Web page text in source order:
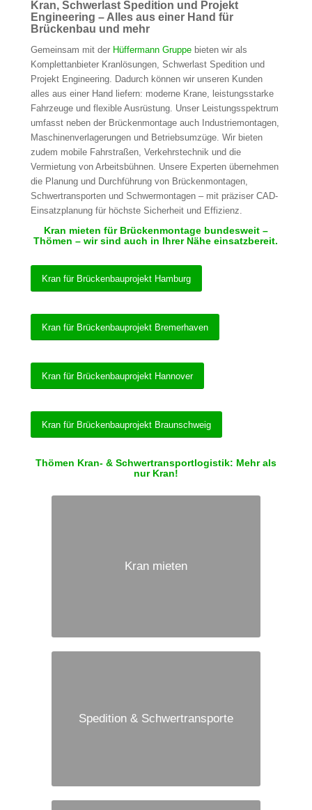
Kran, Schwerlast Spedition und Projekt
Engineering – Alles aus einer Hand für
Brückenbau und mehr
Gemeinsam mit der Hüffermann Gruppebieten wir als
Komplettanbieter Kranlösungen, Schwerlast Spedition und
Projekt Engineering. Dadurch können wir unseren Kunden
alles aus einer Hand liefern: moderne Krane, leistungsstarke
Fahrzeuge und flexible Ausrüstung. Unser Leistungsspektrum
umfasst neben der Brückenmontage auch Industriemontagen,
Maschinenverlagerungen und Betriebsumzüge. Wir bieten
zudem mobile Fahrstraßen, Verkehrstechnik und die
Vermietung von Arbeitsbühnen. Unsere Experten übernehmen
die Planung und Durchführung von Brückenmontagen,
Schwertransporten und Schwermontagen – mit präziser CAD-
Einsatzplanung für höchste Sicherheit und Effizienz.
Kran mieten für Brückenmontage bundesweit –
Thömen – wir sind auch in Ihrer Nähe einsatzbereit.
Kran für Brückenbauprojekt Hamburg
Kran für Brückenbauprojekt Bremerhaven
Kran für Brückenbauprojekt Hannover
Kran für Brückenbauprojekt Braunschweig
Thömen Kran- & Schwertransportlogistik: Mehr als
nur Kran!
Kran mieten
Spedition & Schwertransporte